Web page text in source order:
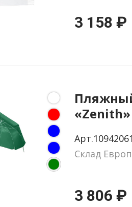
3 158 ₽
«Zenith»
Склад
3 806 ₽